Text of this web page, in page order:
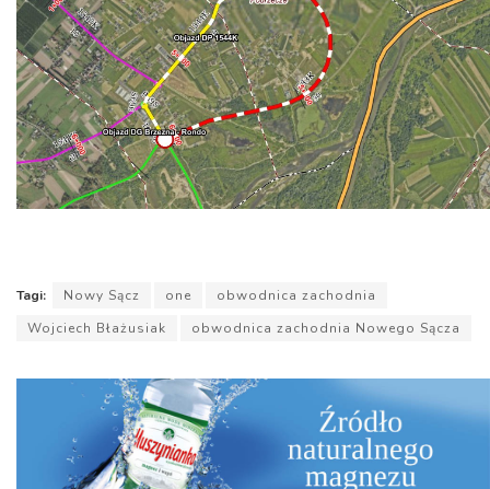
Tagi: Nowy Sącz one
obwodnica zachodnia
Wojciech Błażusiak
obwodnica zachodnia Nowego Sącza